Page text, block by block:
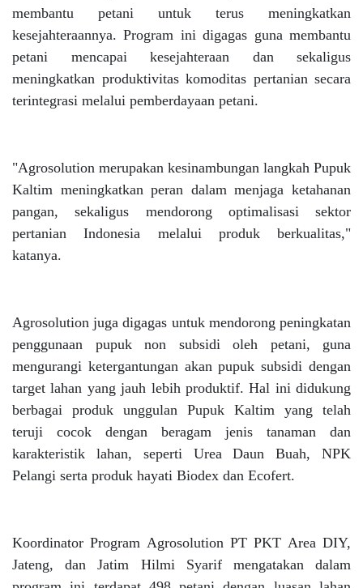
membantu petani untuk terus meningkatkan
kesejahteraannya. Program ini digagas guna membantu
petani mencapai kesejahteraan dan sekaligus
meningkatkan produktivitas komoditas pertanian secara
terintegrasi melalui pemberdayaan petani.
"Agrosolution merupakan kesinambungan langkah Pupuk
Kaltim meningkatkan peran dalam menjaga ketahanan
pangan, sekaligus mendorong optimalisasi sektor
pertanian Indonesia melalui produk berkualitas,"
katanya.
Agrosolution juga digagas untuk mendorong peningkatan
penggunaan pupuk non subsidi oleh petani, guna
mengurangi ketergantungan akan pupuk subsidi dengan
target lahan yang jauh lebih produktif. Hal ini didukung
berbagai produk unggulan Pupuk Kaltim yang telah
teruji cocok dengan beragam jenis tanaman dan
karakteristik lahan, seperti Urea Daun Buah, NPK
Pelangi serta produk hayati Biodex dan Ecofert.
Koordinator Program Agrosolution PT PKT Area DIY,
Jateng, dan Jatim Hilmi Syarif mengatakan dalam